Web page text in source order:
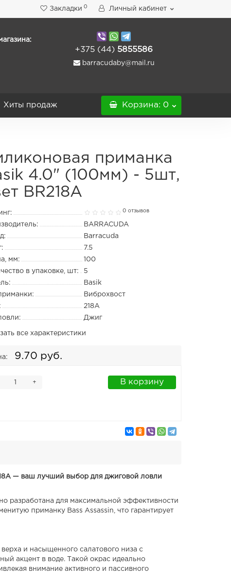
Закладки 0 Личный кабинет
+375 (44) 5855586
barracudaby@mail.ru
Хиты продаж Корзина: 0
приманка
4.0" (100мм) - 5шт,
BR218A
0 отзывов
BARRACUDA
Barracuda
7.5
мм:
100
в упаковке, шт:
5
Basik
Виброхвост
218A
Джиг
все характеристики
9.70 руб.
+ В корзину
— ваш лучший выбор для джиговой ловли
разработана для максимальной эффективности
приманку Bass Assassin, что гарантирует
и насыщенного салатового низа с
акцент в воде. Такой окрас идеально
внимание активного и пассивного